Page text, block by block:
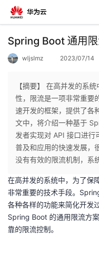
返
个
人
页
我
开
发
Spring Boot 通用
wljslmz 2023/07/14
【摘要】 在高并发的系
性，限流是一项非常重要
速开发的框架，提供了各
文中，将介绍一种基于
发者实现对 API 接口进行
普及和应用的快速发展，
没有有效的限流机制，系
在高并发的系统中，为了保
非常重要的技术手段。
各种各样的功能来简化开发
Spring Boot 的通用限流方
靠的限流控制。